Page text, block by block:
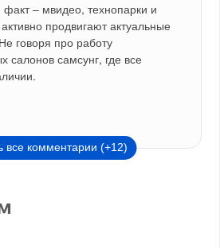
– мвидео, технопарки и
продвигают актуальные
говоря про работу
салонов самсунг, где все
все комментарии (+12)